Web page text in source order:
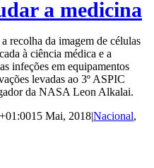
a medicina
recolha da imagem de células
à ciência médica e a
infeções em equipamentos
levadas ao 3º ASPIC
da NASA Leon Alkalai.
15 Mai, 2018|Nacional,